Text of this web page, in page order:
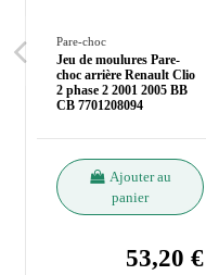
Pare-choc
Jeu de moulures Pare-
choc arrière Renault Clio
2 phase 2 2001 2005 BB
CB 7701208094
Ajouter au
panier
53,20 €